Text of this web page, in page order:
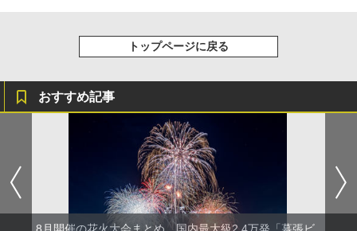
￥3,680
トップページに戻る
おすすめ記事